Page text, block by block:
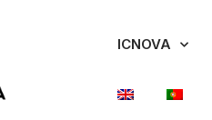
ICNOVA